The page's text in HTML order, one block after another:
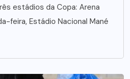
estádios da Copa: Arena
feira, Estádio Nacional Mané